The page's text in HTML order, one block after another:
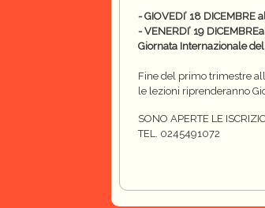
- GIOVEDI’ 18
- VENERDI’ 19
Giornata Internazionale
Fine del primo trimestre
le lezioni riprenderanno
SONO APERTE LE
TEL. 0245491072